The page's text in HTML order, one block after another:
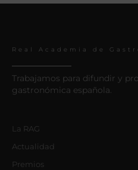
Real Academia de
Trabajamos para difundir y
gastronómica española.
La RAG
Actualidad
Premios